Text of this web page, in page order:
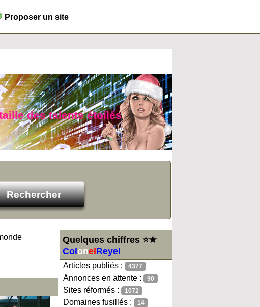
Proposer un site
des talents étoilés
Quelques chiffres ⭐★
Col onel Reyel
Articles publiés : 4377
Annonces en attente : 90
Sites réformés : 1072
Domaines fusillés : 14